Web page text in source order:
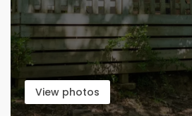
View photos